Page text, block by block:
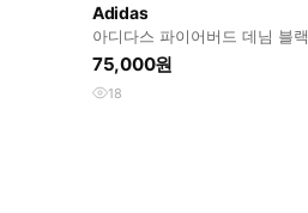
Adidas
아디다스 파이어버드 데님 블랙
75,000원
18